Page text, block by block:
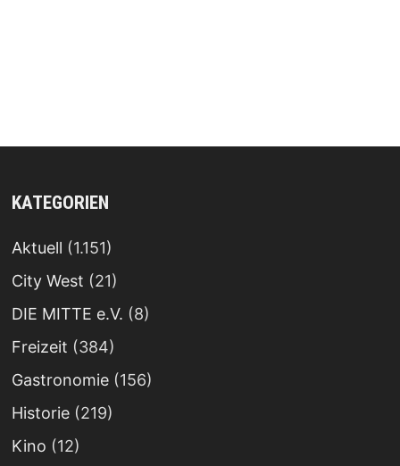
KATEGORIEN
Aktuell (1.151)
City West (21)
DIE MITTE e.V. (8)
Freizeit (384)
Gastronomie(156)
Historie(219)
Kino (12)